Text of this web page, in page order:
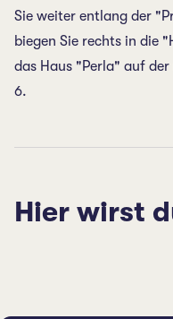
Sie weiter entlang der
biegen Sie rechts in die
das Haus "Perla" auf
6.
Hier wirst